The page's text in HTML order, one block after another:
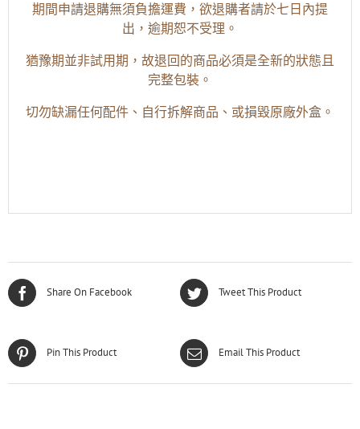
期間申請退購無須負擔運費，欲退購者請於七日內提
出，逾期恕不受理。
猶豫期並非試用期，故退回的商品必須是全新的狀態且
完整包裝。
切勿缺漏任何配件、自行拆解商品、或損毀原廠外盒。
Share On Facebook Tweet This Product
Pin This Product Email This Product